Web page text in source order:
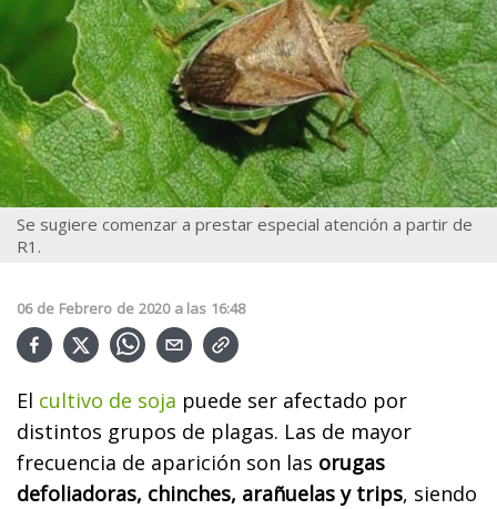
Se sugiere comenzar a prestar especial atención a partir de
R1.
06 de Febrero de 2020 a las 16:48
El cultivo de soja puede ser afectado por
distintos grupos de plagas. Las de mayor
frecuencia de aparición son las orugas
defoliadoras, chinches, arañuelas y trips, siendo